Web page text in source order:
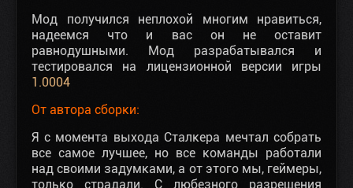
Мод получился неплохой многим нравиться,
надеемся что и вас он не оставит
равнодушными. Мод разрабатывался и
тестировался на лицензионной версии игры
1.0004
От автора сборки:
Я с момента выхода Сталкера мечтал собрать
все самое лучшее, но все команды работали
над своими задумками, а от этого мы, геймеры,
только страдали. С любезного разрешения